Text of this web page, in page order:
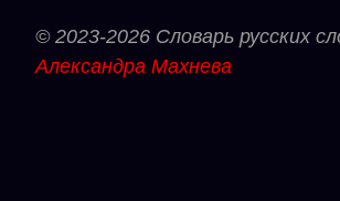
© 2023-2026 Словарь русских
Александра Махнева